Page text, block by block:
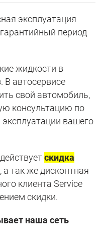
эксплуатация
период
жидкости в
В автосервисе
свой автомобиль,
консультацию по
вашего
скидка
так же дисконтная
клиента Service
скидки.
наша сеть